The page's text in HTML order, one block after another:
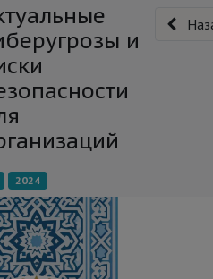
и
2024